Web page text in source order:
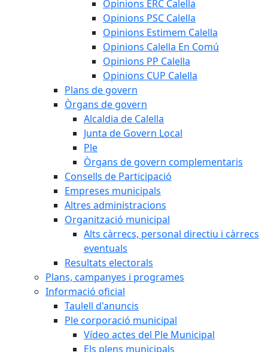
Opinions ERC Calella
Opinions PSC Calella
Opinions Estimem Calella
Opinions Calella En Comú
Opinions PP Calella
Opinions CUP Calella
Plans de govern
Òrgans de govern
Alcaldia de Calella
Junta de Govern Local
Ple
Òrgans de govern complementaris
Consells de Participació
Empreses municipals
Altres administracions
Organització municipal
Alts càrrecs, personal directiu i càrrecs
eventuals
Resultats electorals
Plans, campanyes i programes
Informació oficial
Taulell d'anuncis
Ple corporació municipal
Vídeo actes del Ple Municipal
Els plens municipals